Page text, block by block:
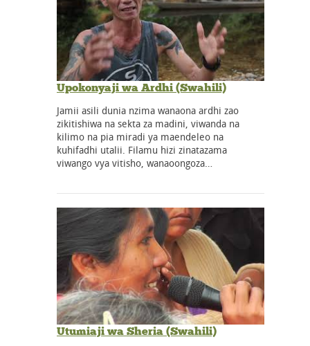
Upokonyaji wa Ardhi (Swahili)
Jamii asili dunia nzima wanaona ardhi zao
zikitishiwa na sekta za madini, viwanda na
kilimo na pia miradi ya maendeleo na
kuhifadhi utalii. Filamu hizi zinatazama
viwango vya vitisho, wanaoongoza…
Utumiaji wa Sheria (Swahili)